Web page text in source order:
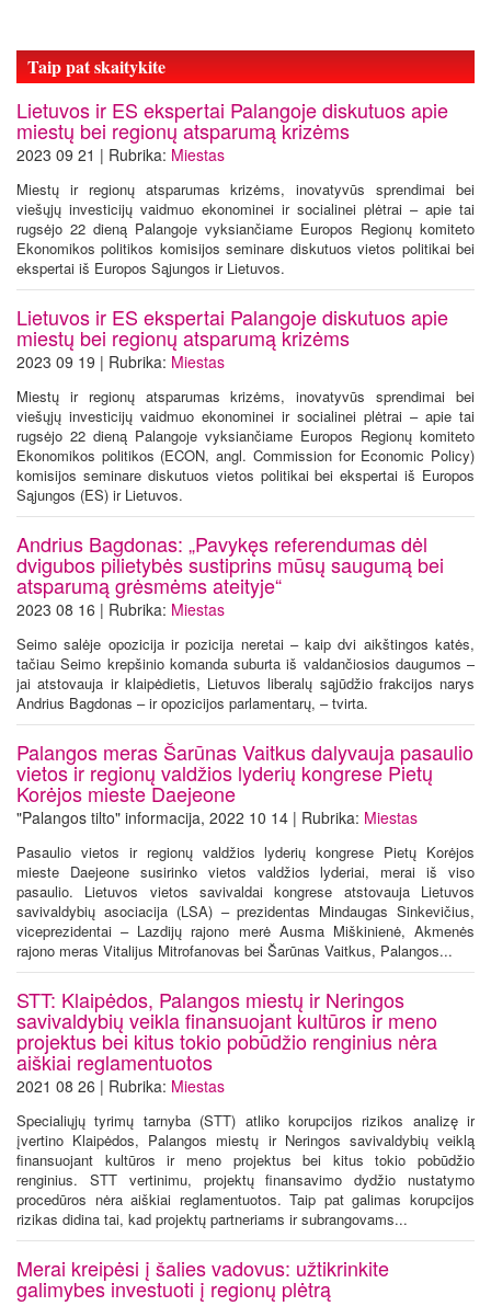
Taip pat skaitykite
Lietuvos ir ES ekspertai Palangoje diskutuos apie
miestų bei regionų atsparumą krizėms
2023 09 21 | Rubrika: Miestas
Miestų ir regionų atsparumas krizėms, inovatyvūs sprendimai bei
viešųjų investicijų vaidmuo ekonominei ir socialinei plėtrai – apie tai
rugsėjo 22 dieną Palangoje vyksiančiame Europos Regionų komiteto
Ekonomikos politikos komisijos seminare diskutuos vietos politikai bei
ekspertai iš Europos Sąjungos ir Lietuvos.
Lietuvos ir ES ekspertai Palangoje diskutuos apie
miestų bei regionų atsparumą krizėms
2023 09 19 | Rubrika: Miestas
Miestų ir regionų atsparumas krizėms, inovatyvūs sprendimai bei
viešųjų investicijų vaidmuo ekonominei ir socialinei plėtrai – apie tai
rugsėjo 22 dieną Palangoje vyksiančiame Europos Regionų komiteto
Ekonomikos politikos (ECON, angl. Commission for Economic Policy)
komisijos seminare diskutuos vietos politikai bei ekspertai iš Europos
Sąjungos (ES) ir Lietuvos.
Andrius Bagdonas: „Pavykęs referendumas dėl
dvigubos pilietybės sustiprins mūsų saugumą bei
atsparumą grėsmėms ateityje“
2023 08 16 | Rubrika: Miestas
Seimo salėje opozicija ir pozicija neretai – kaip dvi aikštingos katės,
tačiau Seimo krepšinio komanda suburta iš valdančiosios daugumos –
jai atstovauja ir klaipėdietis, Lietuvos liberalų sąjūdžio frakcijos narys
Andrius Bagdonas – ir opozicijos parlamentarų, – tvirta.
Palangos meras Šarūnas Vaitkus dalyvauja pasaulio
vietos ir regionų valdžios lyderių kongrese Pietų
Korėjos mieste Daejeone
"Palangos tilto" informacija, 2022 10 14 | Rubrika: Miestas
Pasaulio vietos ir regionų valdžios lyderių kongrese Pietų Korėjos
mieste Daejeone susirinko vietos valdžios lyderiai, merai iš viso
pasaulio. Lietuvos vietos savivaldai kongrese atstovauja Lietuvos
savivaldybių asociacija (LSA) – prezidentas Mindaugas Sinkevičius,
viceprezidentai – Lazdijų rajono merė Ausma Miškinienė, Akmenės
rajono meras Vitalijus Mitrofanovas bei Šarūnas Vaitkus, Palangos...
STT: Klaipėdos, Palangos miestų ir Neringos
savivaldybių veikla finansuojant kultūros ir meno
projektus bei kitus tokio pobūdžio renginius nėra
aiškiai reglamentuotos
2021 08 26 | Rubrika: Miestas
Specialiųjų tyrimų tarnyba (STT) atliko korupcijos rizikos analizę ir
įvertino Klaipėdos, Palangos miestų ir Neringos savivaldybių veiklą
finansuojant kultūros ir meno projektus bei kitus tokio pobūdžio
renginius. STT vertinimu, projektų finansavimo dydžio nustatymo
procedūros nėra aiškiai reglamentuotos. Taip pat galimas korupcijos
rizikas didina tai, kad projektų partneriams ir subrangovams...
Merai kreipėsi į šalies vadovus: užtikrinkite
galimybes investuoti į regionų plėtrą